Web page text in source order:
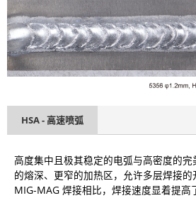
HSA - 高速喷弧
高度集中且极其稳定的电弧与高密度的完
的熔深、更窄的加热区，允许多层焊接
MIG-MAG 焊接相比，焊接速度显着提高